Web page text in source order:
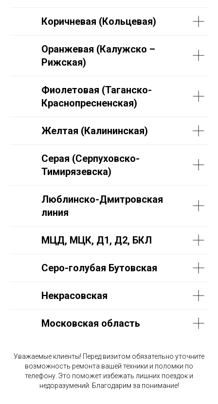
Коричневая (Кольцевая)
Оранжевая (Калужско –
Рижская)
Фиолетовая (Таганско-
Краснопресненская)
Желтая (Калининская)
Серая (Серпуховско-
Тимирязевска)
Люблинско-Дмитровская
линия
МЦД, МЦК, Д1, Д2, БКЛ
Серо-голубая Бутовская
Некрасовская
Московская область
Уважаемые клиенты! Перед визитом обязательно уточните
возможность ремонта вашей техники и поломки по
телефону. Это поможет избежать лишних поездок и
недоразумений. Благодарим за понимание!